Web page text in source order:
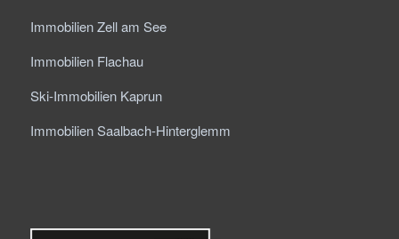
Immobilien Zell am See
Immobilien Flachau
Ski-Immobilien Kaprun
Immobilien Saalbach-Hinterglemm